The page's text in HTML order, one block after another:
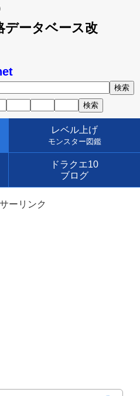
データベース改
レベル上げ
モンスター図鑑
ドラクエ10
ブログ
ーリンク